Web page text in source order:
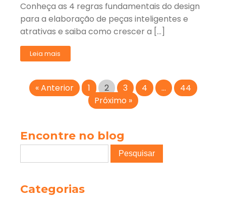
Conheça as 4 regras fundamentais do design
para a elaboração de peças inteligentes e
atrativas e saiba como crescer a […]
Leia mais
« Anterior 1 2 3 4 …
44
Próximo »
Encontre no blog
Categorias